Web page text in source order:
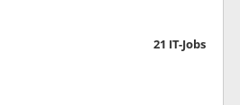
21 IT-Jobs